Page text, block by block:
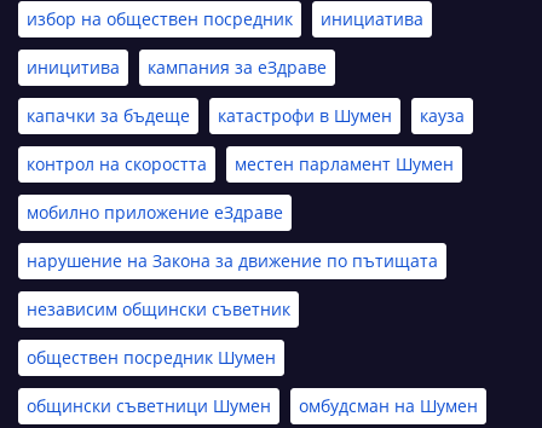
избор на обществен посредник инициатива
иницитива кампания за еЗдраве
капачки за бъдеще катастрофи в Шумен кауза
контрол на скоростта местен парламент Шумен
мобилно приложение еЗдраве
нарушение на Закона за движение по пътищата
независим общински съветник
обществен посредник Шумен
общински съветници Шумен омбудсман на Шумен